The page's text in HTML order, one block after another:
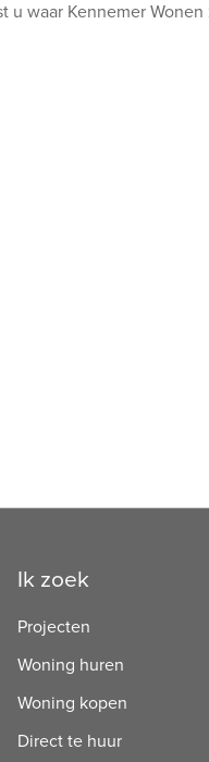
u waar Kennemer
Ik zoek
Projecten
Woning huren
Woning kopen
Direct te huur